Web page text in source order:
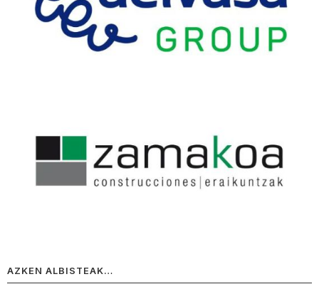
AZKEN ALBISTEAK…